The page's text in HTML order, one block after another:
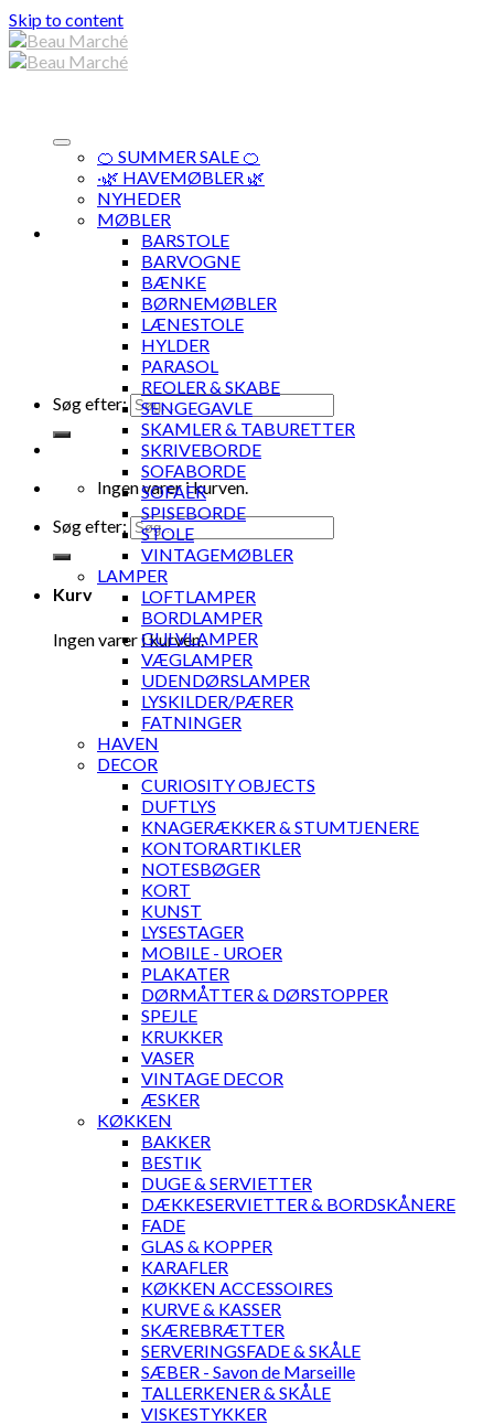
Skip to content
Søg efter:
Ingen varer i kurven.
Søg efter:
Kurv
Ingen varer i kurven.
🍊 SUMMER SALE 🍊
·🌿 HAVEMØBLER 🌿
NYHEDER
MØBLER
BARSTOLE
BARVOGNE
BÆNKE
BØRNEMØBLER
LÆNESTOLE
HYLDER
PARASOL
REOLER & SKABE
SENGEGAVLE
SKAMLER & TABURETTER
SKRIVEBORDE
SOFABORDE
SOFAER
SPISEBORDE
STOLE
VINTAGEMØBLER
LAMPER
LOFTLAMPER
BORDLAMPER
GULVLAMPER
VÆGLAMPER
UDENDØRSLAMPER
LYSKILDER/PÆRER
FATNINGER
HAVEN
DECOR
CURIOSITY OBJECTS
DUFTLYS
KNAGERÆKKER & STUMTJENERE
KONTORARTIKLER
NOTESBØGER
KORT
KUNST
LYSESTAGER
MOBILE - UROER
PLAKATER
DØRMÅTTER & DØRSTOPPER
SPEJLE
KRUKKER
VASER
VINTAGE DECOR
ÆSKER
KØKKEN
BAKKER
BESTIK
DUGE & SERVIETTER
DÆKKESERVIETTER & BORDSKÅNERE
FADE
GLAS & KOPPER
KARAFLER
KØKKEN ACCESSOIRES
KURVE & KASSER
SKÆREBRÆTTER
SERVERINGSFADE & SKÅLE
SÆBER - Savon de Marseille
TALLERKENER & SKÅLE
VISKESTYKKER